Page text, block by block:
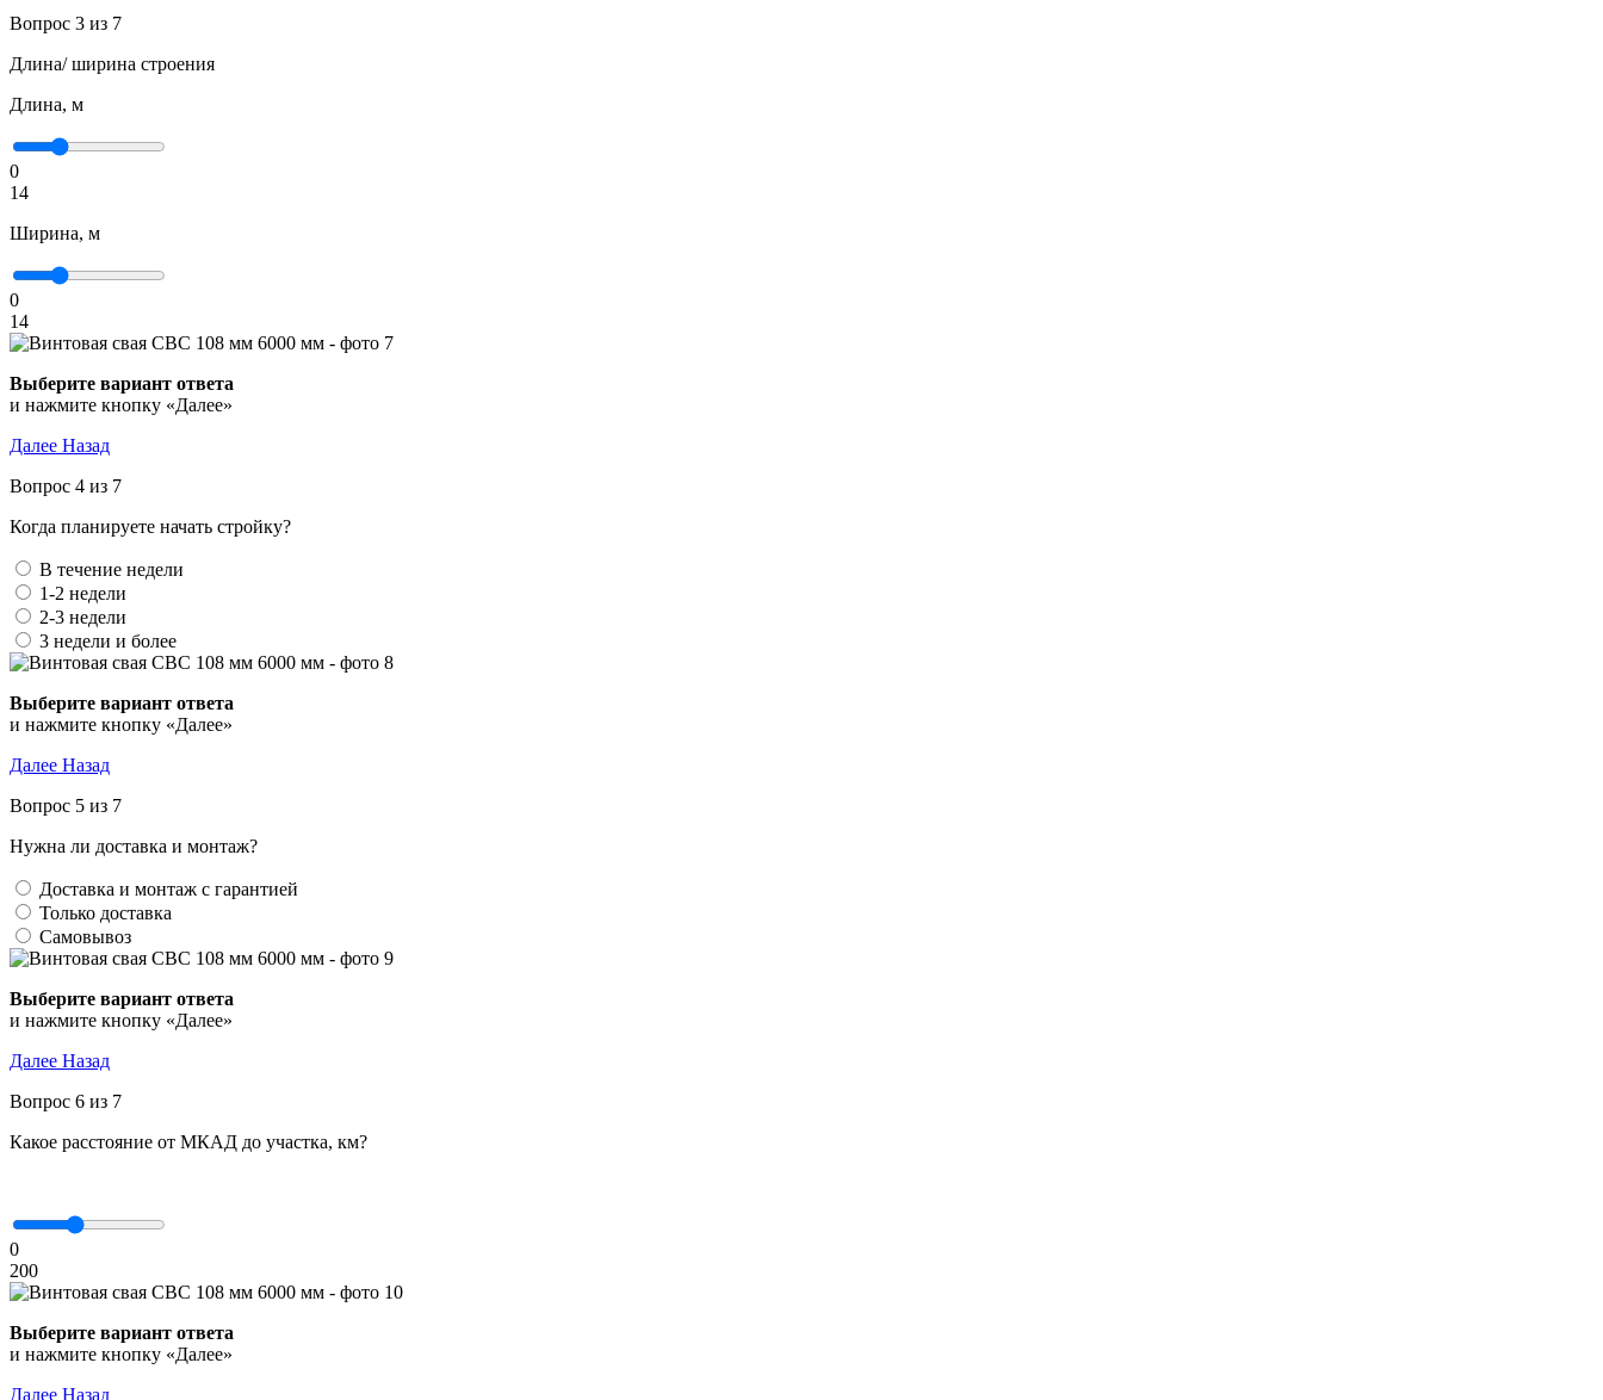
Вопрос 3 из 7
Длина/ ширина строения
Длина, м
0
14
Ширина, м
0
14
Выберите вариант ответа
и нажмите кнопку «Далее»
Далее Назад
Вопрос 4 из 7
Когда планируете начать стройку?
В течение недели
1-2 недели
2-3 недели
3 недели и более
Выберите вариант ответа
и нажмите кнопку «Далее»
Далее Назад
Вопрос 5 из 7
Нужна ли доставка и монтаж?
Доставка и монтаж с гарантией
Только доставка
Самовывоз
Выберите вариант ответа
и нажмите кнопку «Далее»
Далее Назад
Вопрос 6 из 7
Какое расстояние от МКАД до участка, км?
0
200
Выберите вариант ответа
и нажмите кнопку «Далее»
Далее Назад